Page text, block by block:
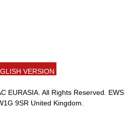
VERSION
EURASIA. All Rights Reserved. EWS
9SR United Kingdom.